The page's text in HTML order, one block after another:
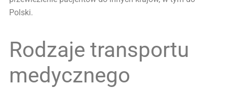
Polski.
Rodzaje transportu
medycznego